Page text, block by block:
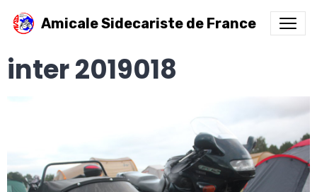
Amicale Sidecariste de France
inter 2019018